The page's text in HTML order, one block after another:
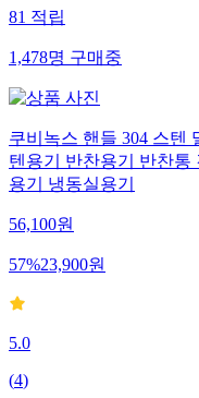
81적립
1,478명구매중
쿠비녹스 핸들 304 스텐
텐용기 반찬용기 반찬통
용기 냉동실용기
56,100원
57%23,900원
5.0
(4)